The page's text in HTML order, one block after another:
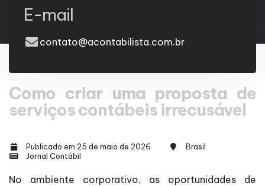
E-mail
contato@acontabilista.com.br
Como criar uma proposta de
serviços contábeis irrecusável
Publicado em 25 de maio de 2026
Brasil
Jornal Contábil
No ambiente corporativo, as oportunidades de